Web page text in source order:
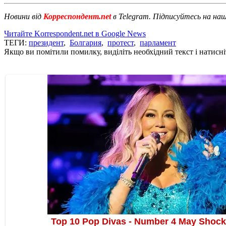
Новини від Корреспондент.netв Telegram. Підписуйтесь на
Читайте Korrespondent.net в Google News
ТЕГИ: президент, Болгария, протест, парламент
Якщо ви помітили помилку, виділіть необхідний текст і